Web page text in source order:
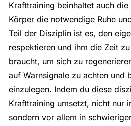
Krafttraining beinhaltet auch
Körper die notwendige Ruhe
Teil der Disziplin ist es, den
respektieren und ihm die Zeit
braucht, um sich zu
auf Warnsignale zu achten und
einzulegen. Indem du diese
Krafttraining umsetzt, nicht nur
sondern vor allem in